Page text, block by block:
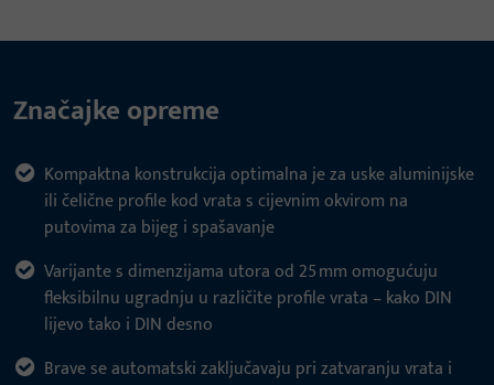
Značajke opreme
Kompaktna konstrukcija optimalna je za uske aluminijske
ili čelične profile kod vrata s cijevnim okvirom na
putovima za bijeg i spašavanje
Varijante s dimenzijama utora od 25 mm omogućuju
fleksibilnu ugradnju u različite profile vrata – kako DIN
lijevo tako i DIN desno
Brave se automatski zaključavaju pri zatvaranju vrata i